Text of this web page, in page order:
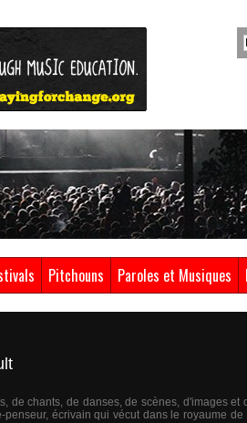
Pitchouns Paroles et Musiques
de chants, de danses, de scènes, d'images et
écrivain qui vécut dans le royaume de